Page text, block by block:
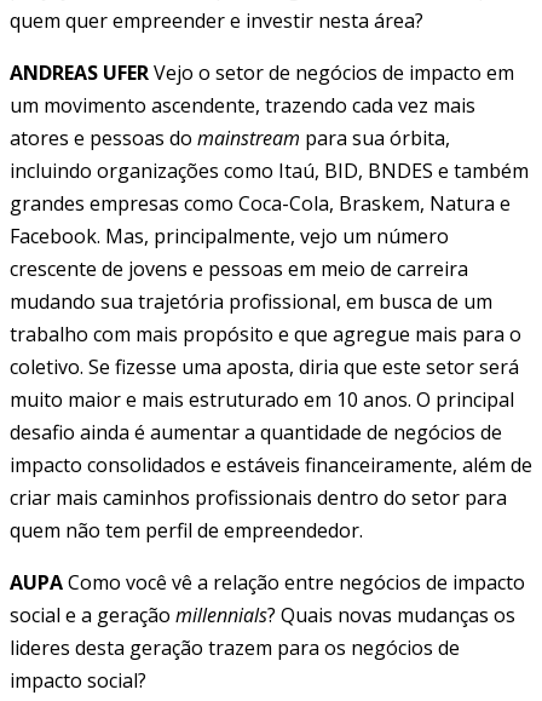
quem quer empreender e investir nesta área?
ANDREAS UFERVejo o setor de negócios de impacto em
um movimento ascendente, trazendo cada vez mais
atores e pessoas do mainstream para sua órbita,
incluindo organizações como Itaú, BID, BNDES e também
grandes empresas como Coca-Cola, Braskem, Natura e
Facebook. Mas, principalmente, vejo um número
crescente de jovens e pessoas em meio de carreira
mudando sua trajetória profissional, em busca de um
trabalho com mais propósito e que agregue mais para o
coletivo. Se fizesse uma aposta, diria que este setor será
muito maior e mais estruturado em 10 anos. O principal
desafio ainda é aumentar a quantidade de negócios de
impacto consolidados e estáveis financeiramente, além de
criar mais caminhos profissionais dentro do setor para
quem não tem perfil de empreendedor.
AUPAComo você vê a relação entre negócios de impacto
social e a geração millennials? Quais novas mudanças os
lideres desta geração trazem para os negócios de
impacto social?